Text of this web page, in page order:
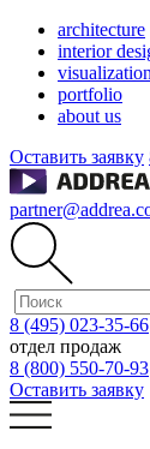
architecture
interior
visualization
portfolio
about us
Оставить заявку
8 (495) 023-35-66
отдел продаж
8 (800) 550-70-93
Оставить заявку